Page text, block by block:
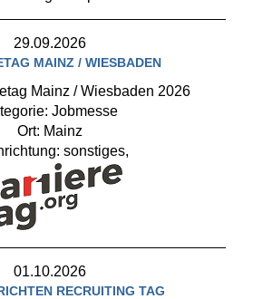
29.09.2026
MAINZ / WIESBADEN
Mainz / Wiesbaden 2026
Jobmesse
Ort: Mainz
sonstiges,
01.10.2026
RECRUITING TAG